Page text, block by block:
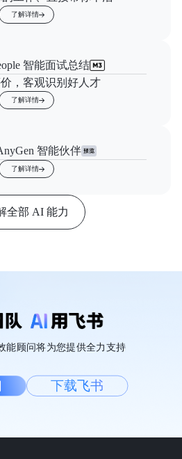
了解详情
智能面试总结
，客观识别好人才
了解详情
智能伙伴
了解详情
全部 AI 能力
能顾问将为您提供全力支持
下载飞书